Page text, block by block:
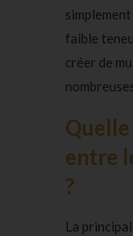
faible
créer de
entre
?
La